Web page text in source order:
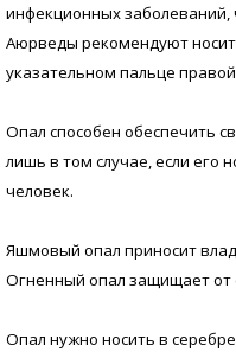
инфекционных
Аюрведы рекомендуют
указательном пальце
Опал способен обеспечить
лишь в том случае, если его
человек.
Яшмовый опал приносит
Огненный опал защищает от
Опал нужно носить в